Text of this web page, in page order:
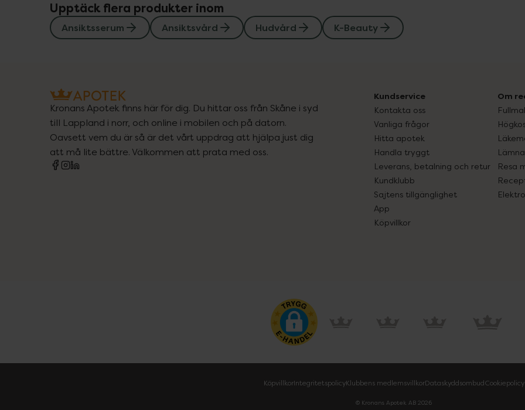
Upptäck flera produkter inom
Ansiktsserum Ansiktsvård Hudvård K-Beauty
Kronans Apotek finns här för dig. Du hittar oss från Skåne i syd
till Lappland i norr, och online i mobilen och på datorn.
Oavsett vem du är så är det vårt uppdrag att hjälpa just dig
att må lite bättre. Välkommen att prata med oss.
Kundservice
Kontakta oss
Vanliga frågor
Hitta apotek
Handla tryggt
Leverans, betalning och retur
Kundklubb
Sajtens tillgänglighet
App
Köpvillkor
Om
Resa
KöpvillkorIntegritetspolicyKlubbens medlemsvillkorDataskyddsombudCookiepolicy
© Kronans Apotek AB 2026